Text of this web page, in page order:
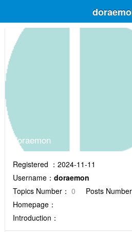
doraemon
Registered ：2024-11-11
Username： doraemon
Topics Number： 0 Posts Number
Homepage：
Introduction：